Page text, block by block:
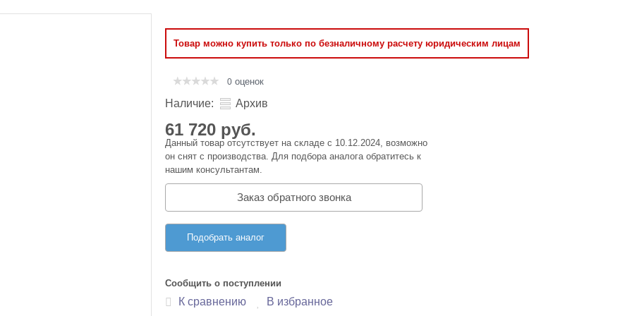
Товар можно купить только по безналичному расчету юридическим лицам
0 оценок
Наличие: Архив
61 720 руб.
Данный товар отсутствует на складе с 10.12.2024, возможно
он снят с производства. Для подбора аналога обратитесь к
нашим консультантам.
Заказ обратного звонка
Подобрать аналог
Сообщить о поступлении
К сравнению В избранное
память